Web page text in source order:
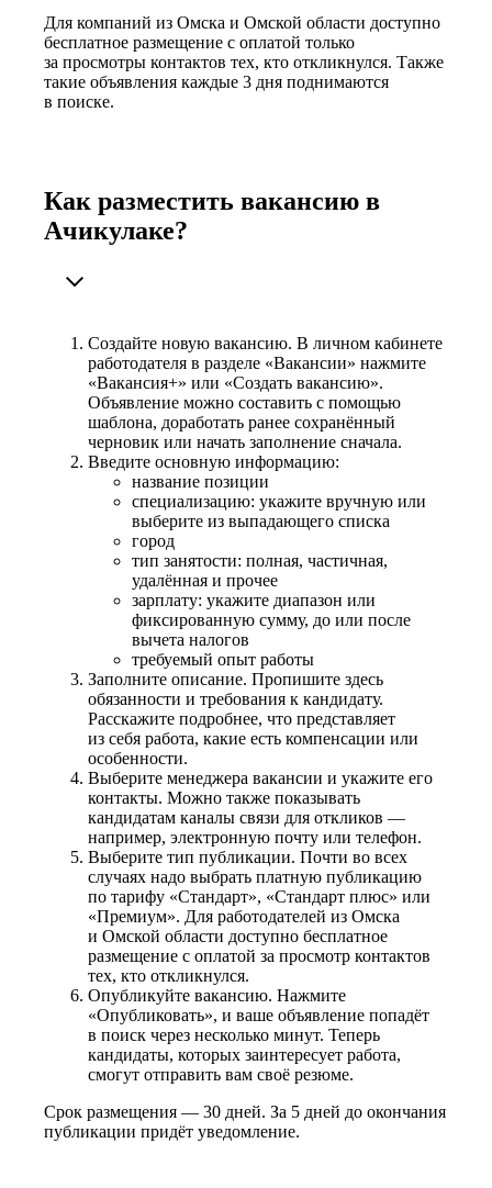
Для компаний из Омска и Омской области доступно
бесплатное размещение с оплатой только
за просмотры контактов тех, кто откликнулся. Также
такие объявления каждые 3 дня поднимаются
в поиске.
Как разместить вакансию в
Ачикулаке?
Создайте новую вакансию. В личном кабинете
работодателя в разделе «Вакансии» нажмите
«Вакансия+» или «Создать вакансию».
Объявление можно составить с помощью
шаблона, доработать ранее сохранённый
черновик или начать заполнение сначала.
Введите основную информацию:
название позиции
специализацию: укажите вручную или
выберите из выпадающего списка
город
тип занятости: полная, частичная,
удалённая и прочее
зарплату: укажите диапазон или
фиксированную сумму, до или после
вычета налогов
требуемый опыт работы
Заполните описание. Пропишите здесь
обязанности и требования к кандидату.
Расскажите подробнее, что представляет
из себя работа, какие есть компенсации или
особенности.
Выберите менеджера вакансии и укажите его
контакты. Можно также показывать
кандидатам каналы связи для откликов —
например, электронную почту или телефон.
Выберите тип публикации. Почти во всех
случаях надо выбрать платную публикацию
по тарифу «Стандарт», «Стандарт плюс» или
«Премиум». Для работодателей из Омска
и Омской области доступно бесплатное
размещение с оплатой за просмотр контактов
тех, кто откликнулся.
Опубликуйте вакансию. Нажмите
«Опубликовать», и ваше объявление попадёт
в поиск через несколько минут. Теперь
кандидаты, которых заинтересует работа,
смогут отправить вам своё резюме.
Срок размещения — 30 дней. За 5 дней до окончания
публикации придёт уведомление.